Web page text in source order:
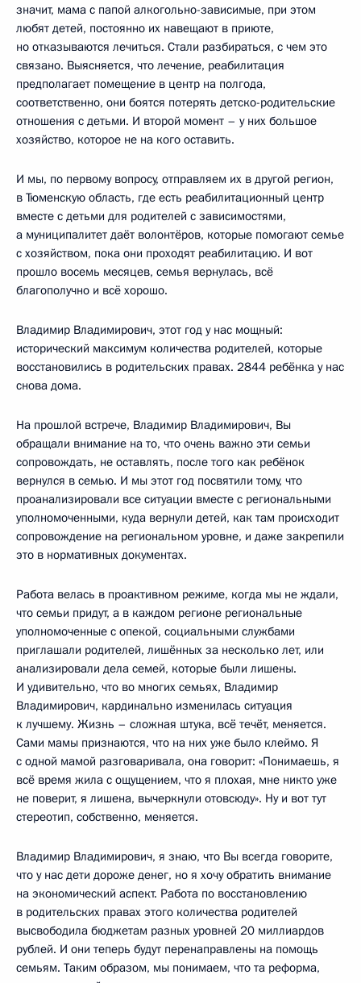
значит, мама с папой алкогольно-зависимые, при этом
любят детей, постоянно их навещают в приюте,
но отказываются лечиться. Стали разбираться, с чем это
связано. Выясняется, что лечение, реабилитация
предполагает помещение в центр на полгода,
соответственно, они боятся потерять детско-родительские
отношения с детьми. И второй момент – у них большое
хозяйство, которое не на кого оставить.
И мы, по первому вопросу, отправляем их в другой регион,
в Тюменскую область, где есть реабилитационный центр
вместе с детьми для родителей с зависимостями,
а муниципалитет даёт волонтёров, которые помогают семье
с хозяйством, пока они проходят реабилитацию. И вот
прошло восемь месяцев, семья вернулась, всё
благополучно и всё хорошо.
Владимир Владимирович, этот год у нас мощный:
исторический максимум количества родителей, которые
восстановились в родительских правах. 2844 ребёнка у нас
снова дома.
На прошлой встрече, Владимир Владимирович, Вы
обращали внимание на то, что очень важно эти семьи
сопровождать, не оставлять, после того как ребёнок
вернулся в семью. И мы этот год посвятили тому, что
проанализировали все ситуации вместе с региональными
уполномоченными, куда вернули детей, как там происходит
сопровождение на региональном уровне, и даже закрепили
это в нормативных документах.
Работа велась в проактивном режиме, когда мы не ждали,
что семьи придут, а в каждом регионе региональные
уполномоченные с опекой, социальными службами
приглашали родителей, лишённых за несколько лет, или
анализировали дела семей, которые были лишены.
И удивительно, что во многих семьях, Владимир
Владимирович, кардинально изменилась ситуация
к лучшему. Жизнь – сложная штука, всё течёт, меняется.
Сами мамы признаются, что на них уже было клеймо. Я
с одной мамой разговаривала, она говорит: «Понимаешь, я
всё время жила с ощущением, что я плохая, мне никто уже
не поверит, я лишена, вычеркнули отовсюду». Ну и вот тут
стереотип, собственно, меняется.
Владимир Владимирович, я знаю, что Вы всегда говорите,
что у нас дети дороже денег, но я хочу обратить внимание
на экономический аспект. Работа по восстановлению
в родительских правах этого количества родителей
высвободила бюджетам разных уровней 20 миллиардов
рублей. И они теперь будут перенаправлены на помощь
семьям. Таким образом, мы понимаем, что та реформа,